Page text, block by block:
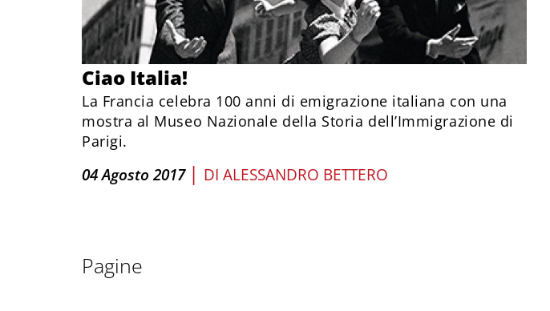
Ciao Italia!
La Francia celebra 100 anni di emigrazione italiana con una
mostra al Museo Nazionale della Storia dell’Immigrazione di
Parigi.
04 Agosto 2017 | DI ALESSANDRO BETTERO
Pagine